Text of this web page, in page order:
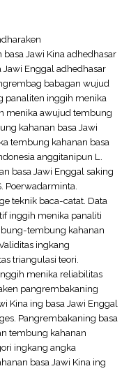
Jawi Kina adhedhasar
Jawi Enggal adhedhasar
babagan wujud
panaliten inggih menika
menika awujud tembung
kahanan basa Jawi
tembung kahanan basa
anggitanipun L.
basa Jawi Enggal saking
Poerwadarminta.
teknik baca-catat. Data
inggih menika panaliti
tembung kahanan
ingkang
triangulasi teori.
menika reliabilitas
pangrembakaning
Kina ing basa Jawi Enggal
Pangrembakaning basa
tembung kahanan
ingkang angka
basa Jawi Kina ing